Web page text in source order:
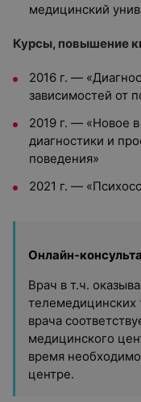
медицинский
Курсы, повышение
2016 г. —
зависимостей от
2019 г. — «Новое
диагностики и
поведения»
2021 г. —
Онлайн-
Врач в т.ч.
телемедицинских
врача
медицинского
время
центре.